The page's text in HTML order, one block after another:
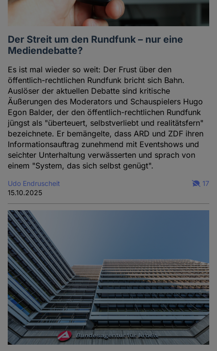
Der Streit um den Rundfunk – nur eine
Mediendebatte?
Es ist mal wieder so weit: Der Frust über den
öffentlich-rechtlichen Rundfunk bricht sich Bahn.
Auslöser der aktuellen Debatte sind kritische
Äußerungen des Moderators und Schauspielers Hugo
Egon Balder, der den öffentlich-rechtlichen Rundfunk
jüngst als "überteuert, selbstverliebt und realitätsfern"
bezeichnete. Er bemängelte, dass ARD und ZDF ihren
Informationsauftrag zunehmend mit Eventshows und
seichter Unterhaltung verwässerten und sprach von
einem "System, das sich selbst genügt".
Udo Endruscheit
15.10.2025
17